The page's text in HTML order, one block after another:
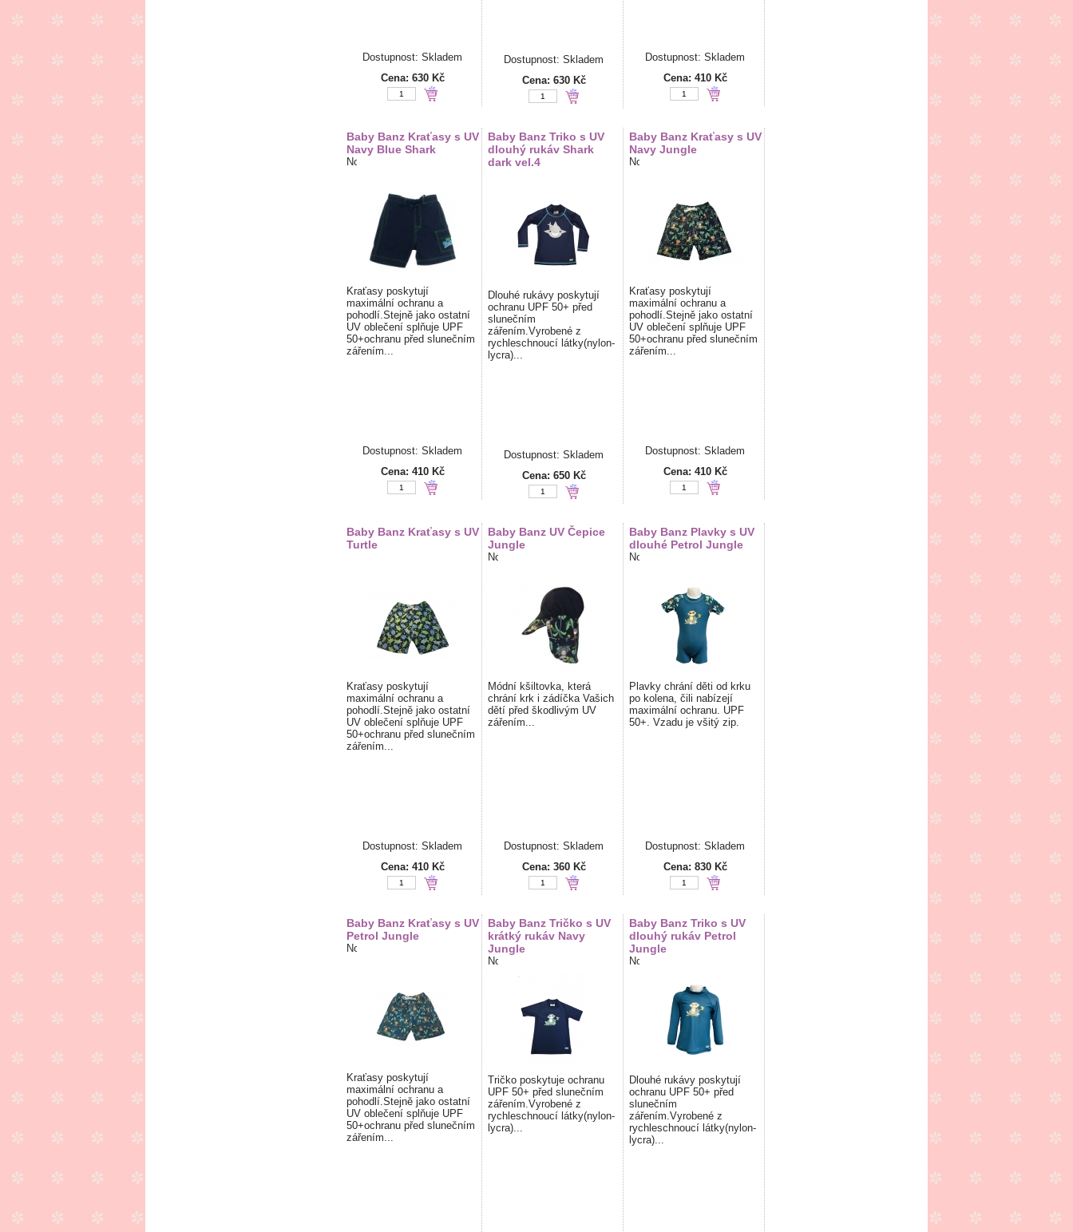
Dostupnost: Skladem
Cena: 630 Kč
Dostupnost: Skladem
Cena: 630 Kč
Dostupnost: Skladem
Cena: 410 Kč
Baby Banz Kraťasy s UV
Navy Blue Shark
Kraťasy poskytují
maximální ochranu a
pohodlí.Stejně jako ostatní
UV oblečení splňuje UPF
50+ochranu před slunečním
zářením...
Dostupnost: Skladem
Cena: 410 Kč
Baby Banz Triko s UV
dlouhý rukáv Shark
dark vel.4
Dlouhé rukávy poskytují
ochranu UPF 50+ před
slunečním
zářením.Vyrobené z
rychleschnoucí látky(nylon-
lycra)...
Dostupnost: Skladem
Cena: 650 Kč
Baby Banz Kraťasy s UV
Navy Jungle
Kraťasy poskytují
maximální ochranu a
pohodlí.Stejně jako ostatní
UV oblečení splňuje UPF
50+ochranu před slunečním
zářením...
Dostupnost: Skladem
Cena: 410 Kč
Baby Banz Kraťasy s UV
Turtle
Kraťasy poskytují
maximální ochranu a
pohodlí.Stejně jako ostatní
UV oblečení splňuje UPF
50+ochranu před slunečním
zářením...
Dostupnost: Skladem
Cena: 410 Kč
Baby Banz UV Čepice
Jungle
Módní kšiltovka, která
chrání krk i zádíčka Vašich
dětí před škodlivým UV
zářením...
Dostupnost: Skladem
Cena: 360 Kč
Baby Banz Plavky s UV
dlouhé Petrol Jungle
Plavky chrání děti od krku
po kolena, čili nabízejí
maximální ochranu. UPF
50+. Vzadu je všitý zip.
Dostupnost: Skladem
Cena: 830 Kč
Baby Banz Kraťasy s UV
Petrol Jungle
Kraťasy poskytují
maximální ochranu a
pohodlí.Stejně jako ostatní
UV oblečení splňuje UPF
50+ochranu před slunečním
zářením...
Baby Banz Tričko s UV
krátký rukáv Navy
Jungle
Tričko poskytuje ochranu
UPF 50+ před slunečním
zářením.Vyrobené z
rychleschnoucí látky(nylon-
lycra)...
Baby Banz Triko s UV
dlouhý rukáv Petrol
Jungle
Dlouhé rukávy poskytují
ochranu UPF 50+ před
slunečním
zářením.Vyrobené z
rychleschnoucí látky(nylon-
lycra)...